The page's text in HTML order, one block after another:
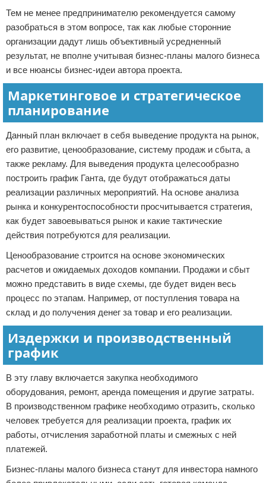
Тем не менее предпринимателю рекомендуется самому
разобраться в этом вопросе, так как любые сторонние
организации дадут лишь объективный усредненный
результат, не вполне учитывая бизнес-планы малого бизнеса
и все нюансы бизнес-идеи автора проекта.
Маркетинговое и стратегическое
планирование
Данный план включает в себя выведение продукта на рынок,
его развитие, ценообразование, систему продаж и сбыта, а
также рекламу. Для выведения продукта целесообразно
построить график Ганта, где будут отображаться даты
реализации различных мероприятий. На основе анализа
рынка и конкурентоспособности просчитывается стратегия,
как будет завоевываться рынок и какие тактические
действия потребуются для реализации.
Ценообразование строится на основе экономических
расчетов и ожидаемых доходов компании. Продажи и сбыт
можно представить в виде схемы, где будет виден весь
процесс по этапам. Например, от поступления товара на
склад и до получения денег за товар и его реализации.
Издержки и производственный
график
В эту главу включается закупка необходимого
оборудования, ремонт, аренда помещения и другие затраты.
В производственном графике необходимо отразить, сколько
человек требуется для реализации проекта, график их
работы, отчисления заработной платы и смежных с ней
платежей.
Бизнес-планы малого бизнеса станут для инвестора намного